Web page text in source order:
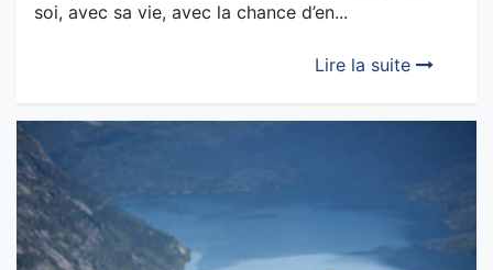
soi, avec sa vie, avec la chance d’en...
Lire la suite